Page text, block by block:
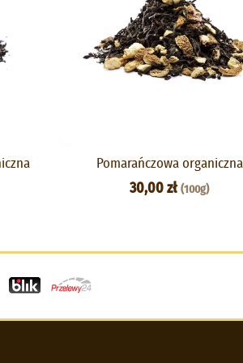
Pomarańczowa organiczna
30,00 zł(100g)